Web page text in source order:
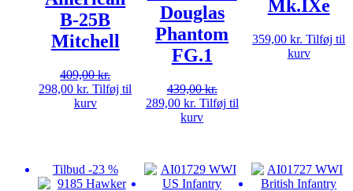
B-25B
Mitchell
409,00kr.
Den
oprindelige
298,00kr. Den
aktuelle
Tilføj til
kurv
Douglas
Phantom
FG.1
439,00kr.
Den
oprindelige
289,00 kr. Den
aktuelle
Tilføj til
kurv
Mk.IXe
359,00kr. Tilføj til
kurv
Tilbud -23 %